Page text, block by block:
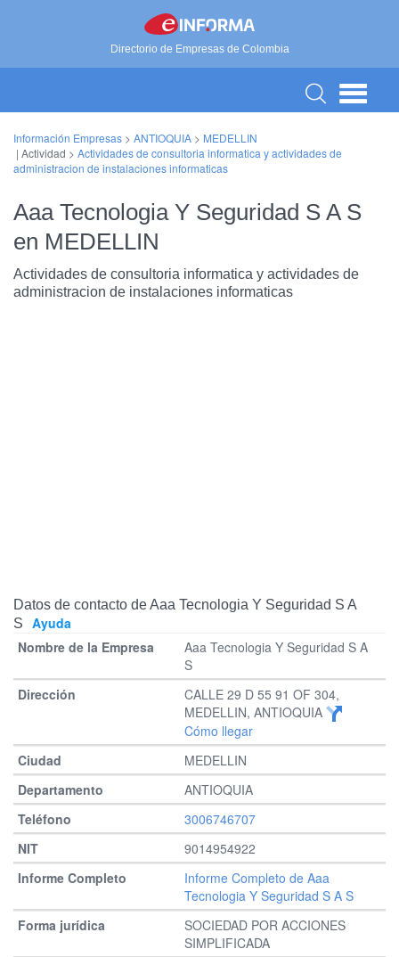
Directorio de Empresas de Colombia
Información Empresas > ANTIOQUIA > MEDELLIN
| Actividad > Actividades de consultoria informatica y actividades de
administracion de instalaciones informaticas
Aaa Tecnologia Y Seguridad S A S
en MEDELLIN
Actividades de consultoria informatica y actividades de
administracion de instalaciones informaticas
Datos de contacto de Aaa Tecnologia Y Seguridad S A
S
Ayuda
Aaa Tecnologia Y Seguridad S A
S
CALLE 29 D 55 91 OF 304,
MEDELLIN, ANTIOQUIA
Cómo llegar
MEDELLIN
ANTIOQUIA
3006746707
9014954922
Informe Completo de Aaa
Tecnologia Y Seguridad S A S
SOCIEDAD POR ACCIONES
SIMPLIFICADA